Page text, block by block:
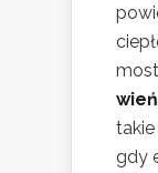
takie
gdy